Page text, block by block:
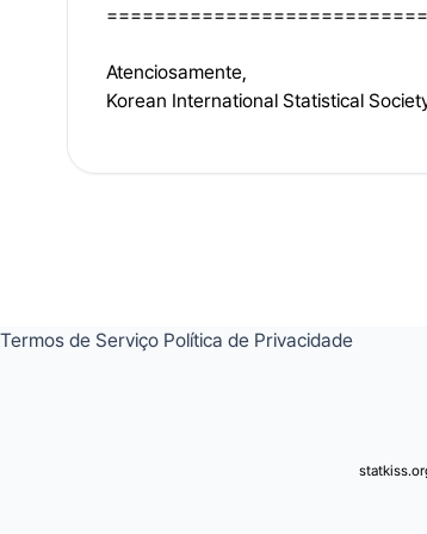
Atenciosamente,
Korean International Statistical
Termos de Serviço Política de Privacidade